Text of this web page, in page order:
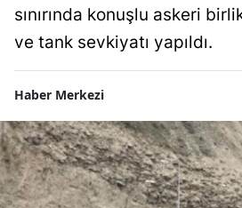
Artvin
Bilecik
Bingöl
sınırında konuşlu askeri
ve tank sevkiyatı yapıldı.
Haber Merkezi